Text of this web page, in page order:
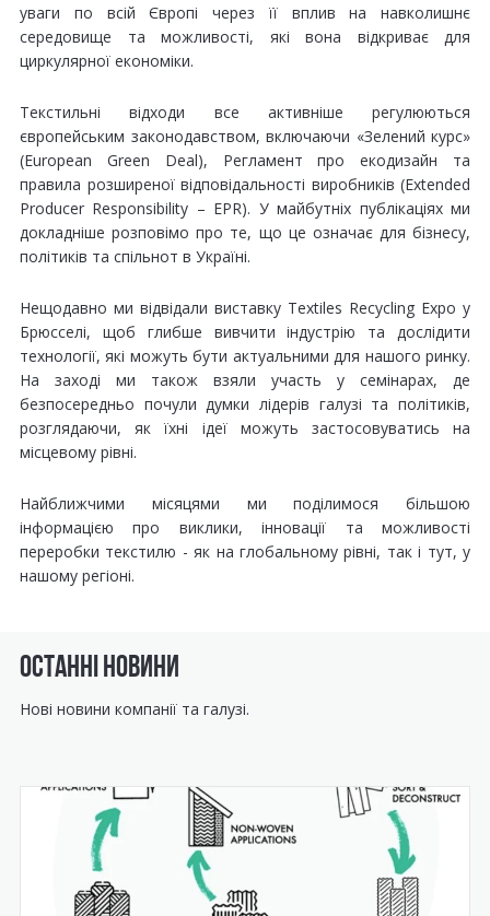
уваги по всій Європі через її вплив на навколишнє
середовище та можливості, які вона відкриває для
циркулярної економіки.
Текстильні відходи все активніше регулюються
європейським законодавством, включаючи «Зелений курс»
(European Green Deal), Регламент про екодизайн та
правила розширеної відповідальності виробників (Extended
Producer Responsibility – EPR). У майбутніх публікаціях ми
докладніше розповімо про те, що це означає для бізнесу,
політиків та спільнот в Україні.
Нещодавно ми відвідали виставку Textiles Recycling Expo у
Брюсселі, щоб глибше вивчити індустрію та дослідити
технології, які можуть бути актуальними для нашого ринку.
На заході ми також взяли участь у семінарах, де
безпосередньо почули думки лідерів галузі та політиків,
розглядаючи, як їхні ідеї можуть застосовуватись на
місцевому рівні.
Найближчими місяцями ми поділимося більшою
інформацією про виклики, інновації та можливості
переробки текстилю - як на глобальному рівні, так і тут, у
нашому регіоні.
ОСТАННІ НОВИНИ
Нові новини компанії та галузі.